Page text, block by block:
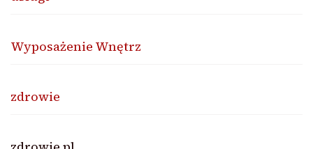
Wyposażenie Wnętrz
zdrowie